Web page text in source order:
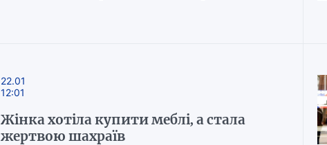
22.01
12:01
Жінка хотіла купити меблі, а стала
жертвою шахраїв